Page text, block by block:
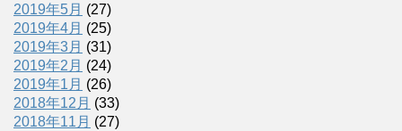
2019年5月 (27)
2019年4月 (25)
2019年3月 (31)
2019年2月 (24)
2019年1月 (26)
2018年12月 (33)
2018年11月 (27)